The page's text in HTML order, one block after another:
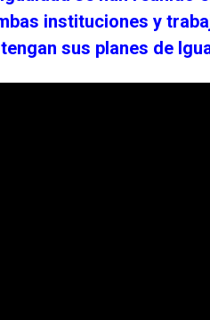
instituciones y
sus planes de